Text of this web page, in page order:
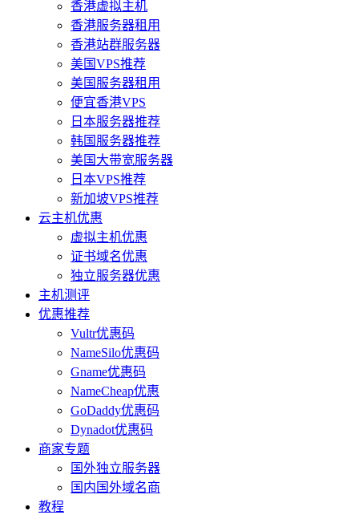
香港虚拟主机
香港服务器租用
香港站群服务器
美国VPS推荐
美国服务器租用
便宜香港VPS
日本服务器推荐
韩国服务器推荐
美国大带宽服务器
日本VPS推荐
新加坡VPS推荐
云主机优惠
虚拟主机优惠
证书域名优惠
独立服务器优惠
主机测评
优惠推荐
Vultr优惠码
NameSilo优惠码
Gname优惠码
NameCheap优惠
GoDaddy优惠码
Dynadot优惠码
商家专题
国外独立服务器
国内国外域名商
教程